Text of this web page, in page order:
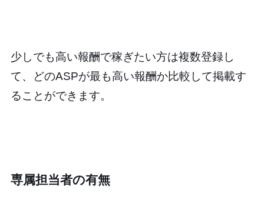
少しでも高い報酬で稼ぎたい方は複数登録し
て、どのASPが最も高い報酬か比較して掲載す
ることができます。
専属担当者の有無